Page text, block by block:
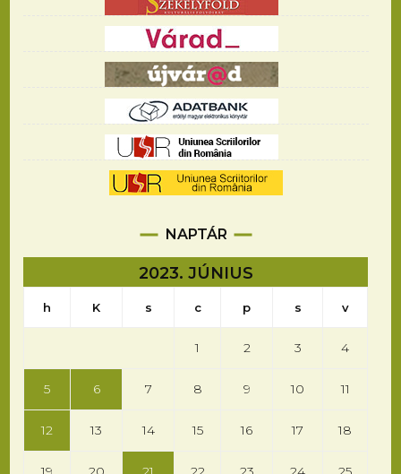
NAPTÁR
2023. JÚNIUS
h K s c p s v
1 2 3 4
5 6 7 8 9 10 11
12 13 14 15 16 17 18